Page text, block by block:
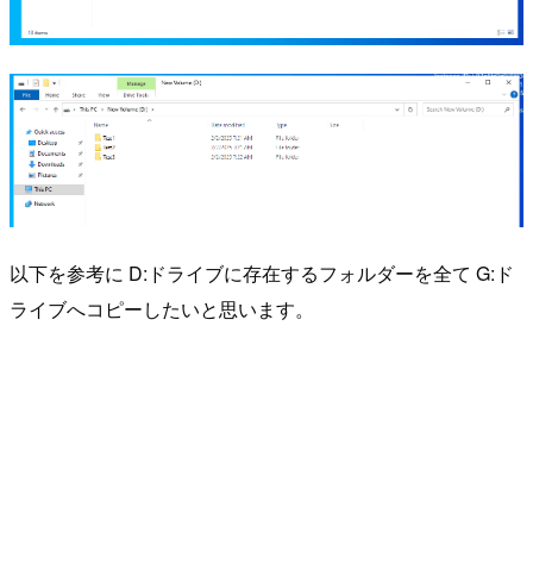
以下を参考に D:ドライブに存在するフォルダーを全て G:ド
ライブへコピーしたいと思います。